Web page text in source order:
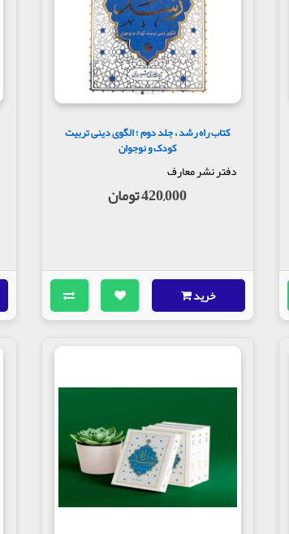
کتاب راه رشد ، جلد دوم ؛ الگوی دینی تربیت
کودک و نوجوان
دفتر نشر معارف
420,000 تومان
خرید